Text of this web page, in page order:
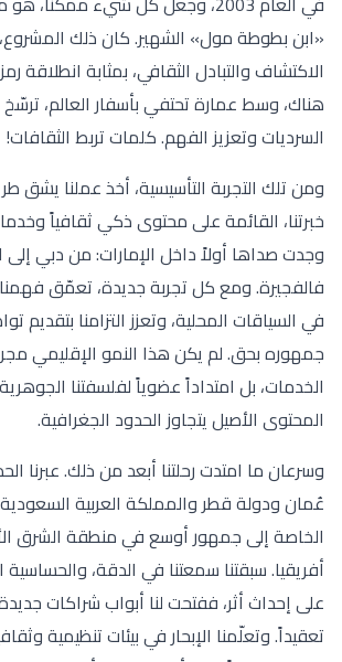
«ابن بطوطة مول» الشهير. كان ذلك
الاكتشاف والتبادل الثقافي، بمثابة انطلاقة
هناك، وسط عمارة تحتفي بأسفار العالم،
السرديات وتعزيز الفهم. كلمات تربط الثقافات!
ومن تلك التجربة التأسيسية، أخذ عملنا يشق
خبرتنا، القائمة على محتوى ذكي ثقافياً
وجدت صداها أولاً داخل الإمارات: من دبي إلى
فالفجيرة. ومع كل تجربة جديدة، تعمّق
في السياقات المحلية، وتعزز التزامنا بتقديم
جمهوره بحق. لم يكن هذا النمو الإقليمي
الخدمات، بل امتداداً عضوياً لفلسفتنا
المحتوى الأصيل يتجاوز الحدود الجغرافية.
وسرعان ما امتدت رحلتنا أبعد من ذلك. عبرنا
عُمان ودولة قطر والمملكة العربية السعودية،
الخاصة إلى جمهور أوسع في منطقة الشرق
أفريقيا. سبقتنا سمعتنا في الدقة، والحساسية
على إحداث أثر، ففتحت لنا أبواب شراكات
تعقيداً. وتعلّمنا الإبحار في بيئات تنظيمية